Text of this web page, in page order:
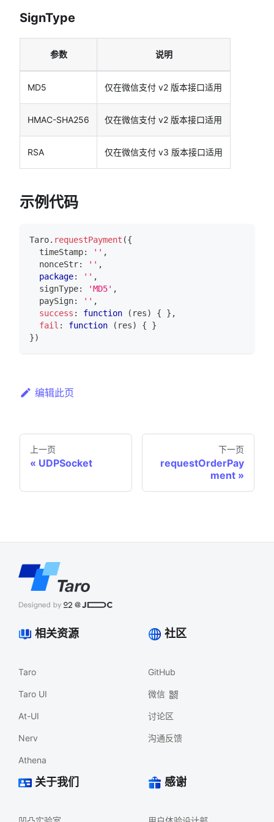
SignType
参数 说明
MD5 仅在微信支付 v2 版本接口适用
HMAC-SHA256 仅在微信支付 v2 版本接口适用
RSA 仅在微信支付 v3 版本接口适用
示例代码
Taro. requestPayment ({
  timeStamp
: '' ,
  nonceStr
: '' ,
package: '' ,
  signType
: 'MD5' ,
  paySign
: '' ,
success : function ( res) { } ,
fail : function ( res) {
}
})
编辑此页
上一页
UDPSocket
下一页
requestOrderPay
ment
相关资源
Taro
Taro UI
At-UI
Nerv
Athena
社区
GitHub
微信
讨论区
沟通反馈
关于我们 感谢